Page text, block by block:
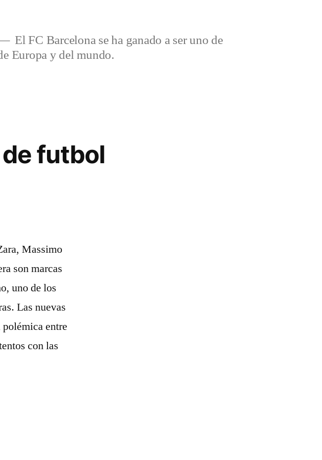
El FC Barcelona se ha ganado a ser uno de
Europa y del mundo.
futbol
Massimo
son marcas
uno de los
Las nuevas
entre
con las